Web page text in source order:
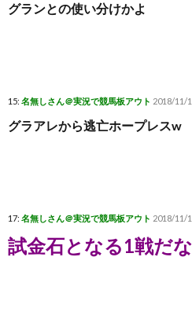
グランとの使い分けかよ
15: 名無しさん＠実況で競馬板アウト 2018/11/
グラアレから逃亡ホープレスw
17: 名無しさん＠実況で競馬板アウト 2018/11/
試金石となる1戦だな